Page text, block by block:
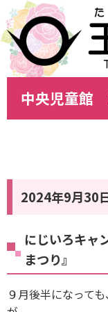
中央児童館
2024年9月30
にじいろキャ
まつり』
９月後半になって